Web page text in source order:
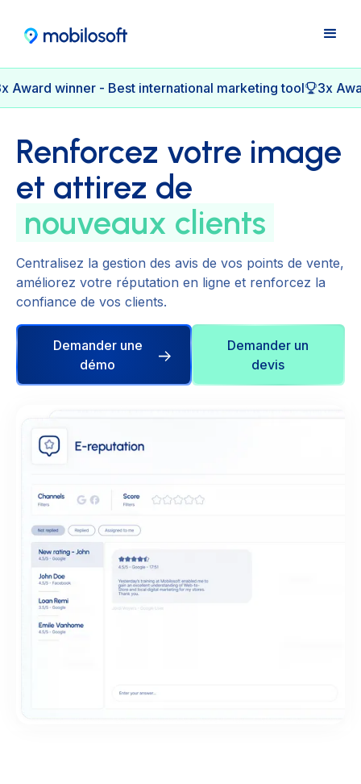
Award winner - Best international marketing tool 3x
Renforcez votre image
et attirez de
nouveaux clients
Centralisez la gestion des avis de vos points de vente,
améliorez votre réputation en ligne et renforcez la
confiance de vos clients.
Demander une
démo
Demander un
devis